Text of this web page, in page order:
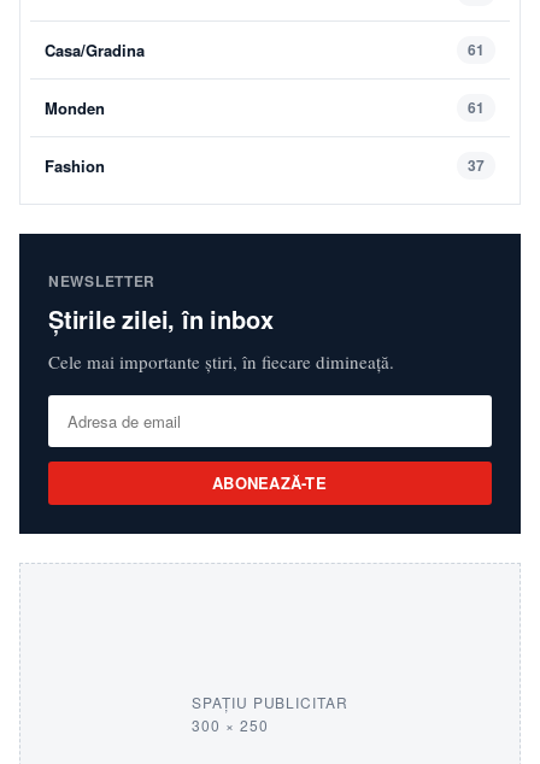
Casa/Gradina 61
Monden 61
Fashion 37
NEWSLETTER
Știrile zilei, în inbox
Cele mai importante știri, în fiecare dimineață.
ABONEAZĂ-TE
SPAȚIU PUBLICITAR
300 × 250